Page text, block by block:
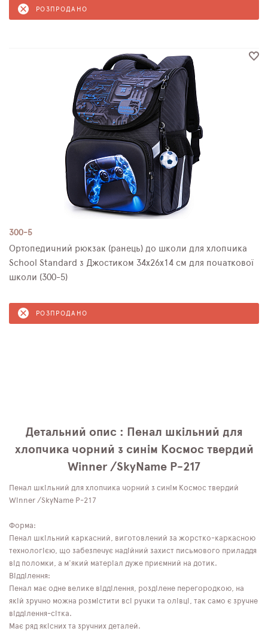
РОЗПРОДАНО
300-5
Ортопедичний рюкзак (ранець) до школи для хлопчика
School Standard з Джостиком 34х26х14 см для початкової
школи (300-5)
РОЗПРОДАНО
Детальний опис : Пенал шкільний для
хлопчика чорний з синім Космос твердий
Winner /SkyName P-217
Пенал шкільний для хлопчика чорний з синім Космос твердий
Winner /SkyName P-217
Форма:
Пенал шкільний каркасний, виготовлений за жорстко-каркасною
технологією, що забезпечує надійний захист письмового приладдя
від поломки, а м'який матеріал дуже приємний на дотик.
Відділення:
Пенал має одне велике відділення, розділене перегородкою, на
якій зручно можна розмістити всі ручки та олівці, так само є зручне
відділення-сітка.
Має ряд якісних та зручних деталей.